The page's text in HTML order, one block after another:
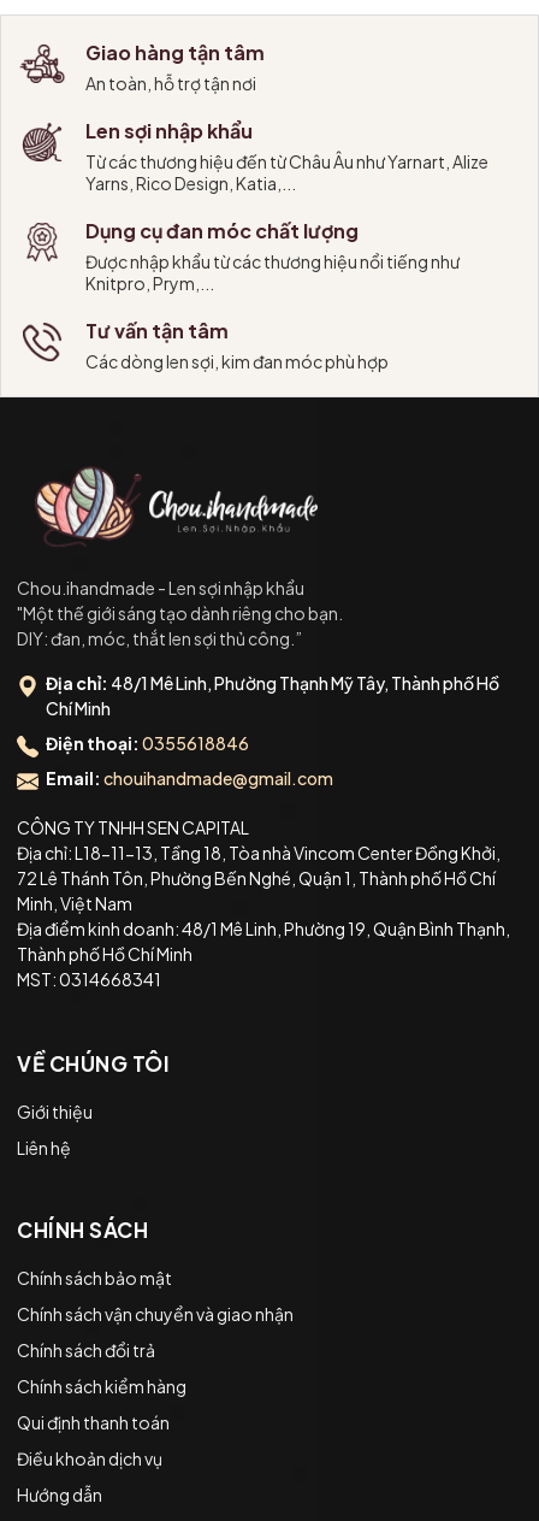
Giao hàng tận tâm
An toàn, hỗ trợ tận nơi
Len sợi nhập khẩu
Từ các thương hiệu đến từ Châu Âu như Yarnart, Alize
Yarns, Rico Design, Katia,...
Dụng cụ đan móc chất lượng
Được nhập khẩu từ các thương hiệu nổi tiếng như
Knitpro, Prym,...
Tư vấn tận tâm
Các dòng len sợi, kim đan móc phù hợp
Chou.ihandmade - Len sợi nhập khẩu
"Một thế giới sáng tạo dành riêng cho bạn.
DIY: đan, móc, thắt len sợi thủ công.”
Địa chỉ: 48/1 Mê Linh, Phường Thạnh Mỹ Tây, Thành phố Hồ
Chí Minh
Điện thoại: 0355618846
Email: chouihandmade@gmail.com
CÔNG TY TNHH SEN CAPITAL
Địa chỉ: L18-11-13, Tầng 18, Tòa nhà Vincom Center Đồng Khởi,
72 Lê Thánh Tôn, Phường Bến Nghé, Quận 1, Thành phố Hồ Chí
Minh, Việt Nam
Địa điểm kinh doanh: 48/1 Mê Linh, Phường 19, Quận Bình Thạnh,
Thành phố Hồ Chí Minh
MST: 0314668341
VỀ CHÚNG TÔI
Giới thiệu
Liên hệ
CHÍNH SÁCH
Chính sách bảo mật
Chính sách vận chuyển và giao nhận
Chính sách đổi trả
Chính sách kiểm hàng
Qui định thanh toán
Điều khoản dịch vụ
Hướng dẫn